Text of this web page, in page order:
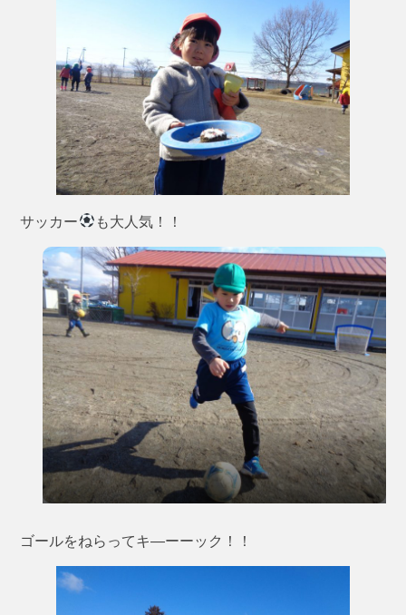
サッカー も大人気！！
ゴールをねらってキ—ーーック！！